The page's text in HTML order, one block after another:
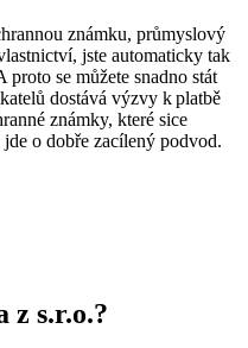
známku, průmyslový
jste automaticky tak
proto se můžete snadno stát
dostává výzvy k platbě
známky, které sice
o dobře zacílený podvod.
z s.r.o.?